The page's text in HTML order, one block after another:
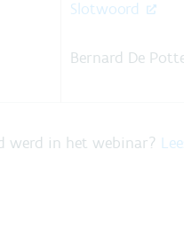
Slotwoord
Bernard De
werd in het webinar?